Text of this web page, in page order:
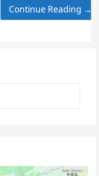
Continue Reading →